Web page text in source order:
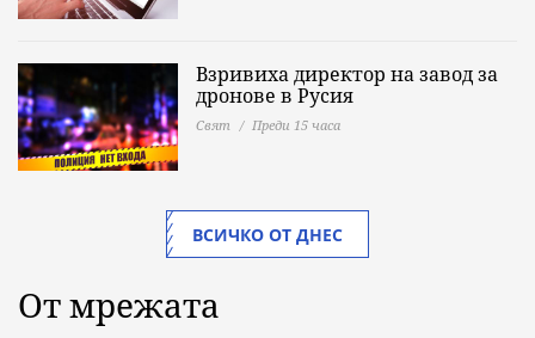
Взривиха директор на завод за
дронове в Русия
Свят Преди 15 часа
ВСИЧКО ОТ ДНЕС
От мрежата